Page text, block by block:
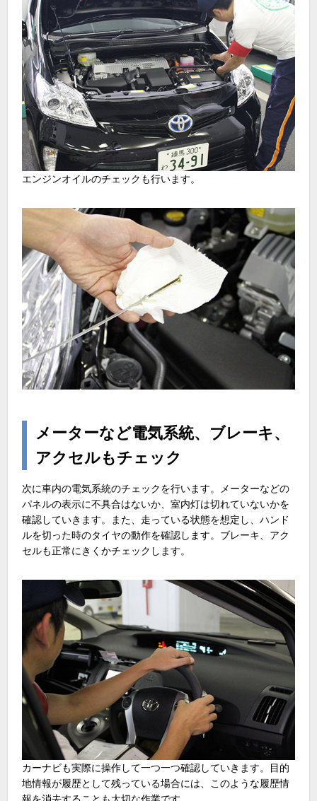
エンジンオイルのチェックも行います。
メーターなど電気系統、ブレーキ、
アクセルもチェック
次に車内の電気系統のチェックを行います。メーターなどの
パネルの表示に不具合はないか、室内灯は切れていないかを
確認していきます。また、走っている状態を想定し、ハンド
ルを切った時のタイヤの動作を確認します。ブレーキ、アク
セルも正常にきくかチェックします。
カーナビも実際に操作して一つ一つ確認していきます。目的
地情報が履歴として残っている場合には、このような履歴情